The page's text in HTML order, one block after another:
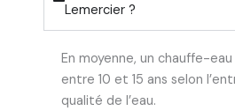
Lemercier ?
En moyenne, un chauffe-
entre 10 et 15 ans selon
qualité de l’eau.